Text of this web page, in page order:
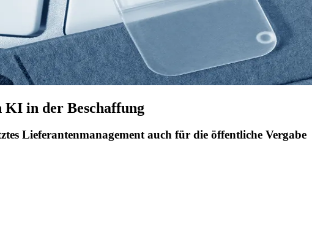
in der Beschaffung
Lieferantenmanagement auch für die öffentliche Vergabe